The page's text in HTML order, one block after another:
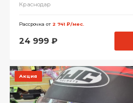
Краснодар
Рассрочка от 2 741 ₽/мес.
24 999 ₽
Акция